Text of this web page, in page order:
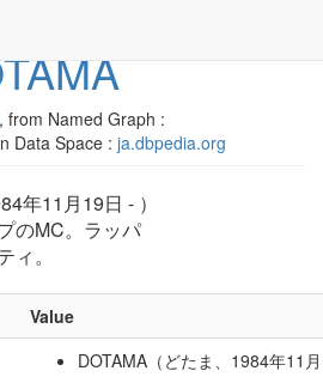
, from Named Graph :
Data Space : ja.dbpedia.org
年11月19日 - ）
のMC。ラッパ
。
Value
DOTAMA（どたま、1984年11